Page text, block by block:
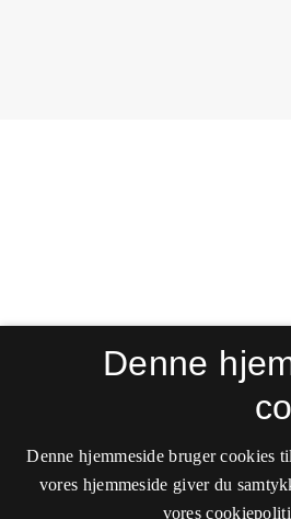
Denne
Denne hjemmeside bruger cookies
vores hjemmeside giver du
vores